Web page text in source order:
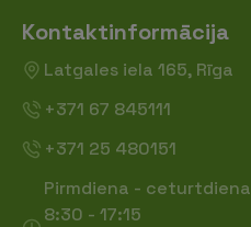
Kontaktinformācija
Latgales iela 165, Rīga
+371 67 845111
+371 25 480151
Pirmdiena - ceturtdiena
8:30 - 17:15